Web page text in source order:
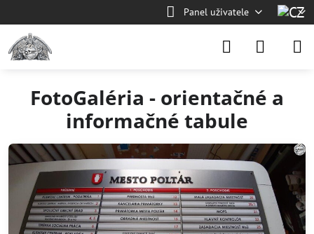
Panel uživatele
FotoGaléria - orientačné a
informačné tabule